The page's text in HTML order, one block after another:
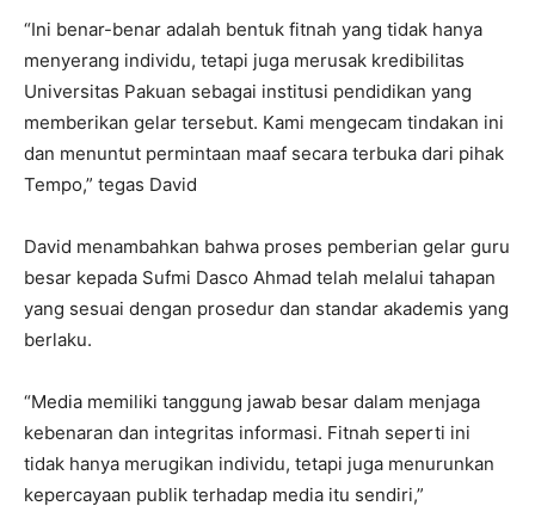
“Ini benar-benar adalah bentuk fitnah yang tidak hanya
menyerang individu, tetapi juga merusak kredibilitas
Universitas Pakuan sebagai institusi pendidikan yang
memberikan gelar tersebut. Kami mengecam tindakan ini
dan menuntut permintaan maaf secara terbuka dari pihak
Tempo,” tegas David
David menambahkan bahwa proses pemberian gelar guru
besar kepada Sufmi Dasco Ahmad telah melalui tahapan
yang sesuai dengan prosedur dan standar akademis yang
berlaku.
“Media memiliki tanggung jawab besar dalam menjaga
kebenaran dan integritas informasi. Fitnah seperti ini
tidak hanya merugikan individu, tetapi juga menurunkan
kepercayaan publik terhadap media itu sendiri,”